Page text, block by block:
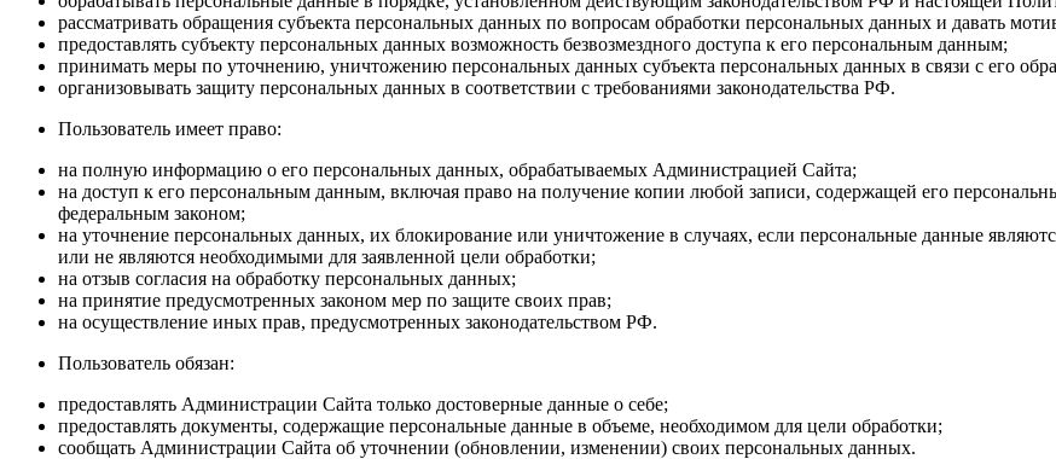
рассматривать обращения субъекта персональных данных по вопросам обработки персональных данных и давать
предоставлять субъекту персональных данных возможность безвозмездного доступа к его персональным данным;
принимать меры по уточнению, уничтожению персональных данных субъекта персональных данных в связи с его
организовывать защиту персональных данных в соответствии с требованиями законодательства РФ.
Пользователь имеет право:
на полную информацию о его персональных данных, обрабатываемых Администрацией Сайта;
на доступ к его персональным данным, включая право на получение копии любой записи, содержащей его
федеральным законом;
на уточнение персональных данных, их блокирование или уничтожение в случаях, если персональные данные
или не являются необходимыми для заявленной цели обработки;
на отзыв согласия на обработку персональных данных;
на принятие предусмотренных законом мер по защите своих прав;
на осуществление иных прав, предусмотренных законодательством РФ.
Пользователь обязан:
предоставлять Администрации Сайта только достоверные данные о себе;
предоставлять документы, содержащие персональные данные в объеме, необходимом для цели обработки;
сообщать Администрации Сайта об уточнении (обновлении, изменении) своих персональных данных.